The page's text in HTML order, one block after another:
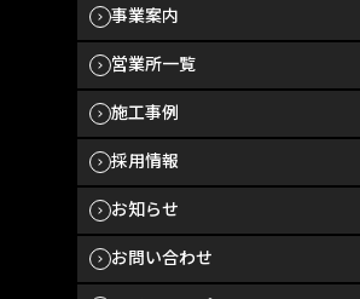
事業案内
営業所一覧
施工事例
採用情報
お知らせ
お問い合わせ